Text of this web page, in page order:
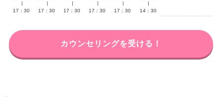
17：30
17：30
17：30
17：30
17：30
14：30
カウンセリングを受ける！